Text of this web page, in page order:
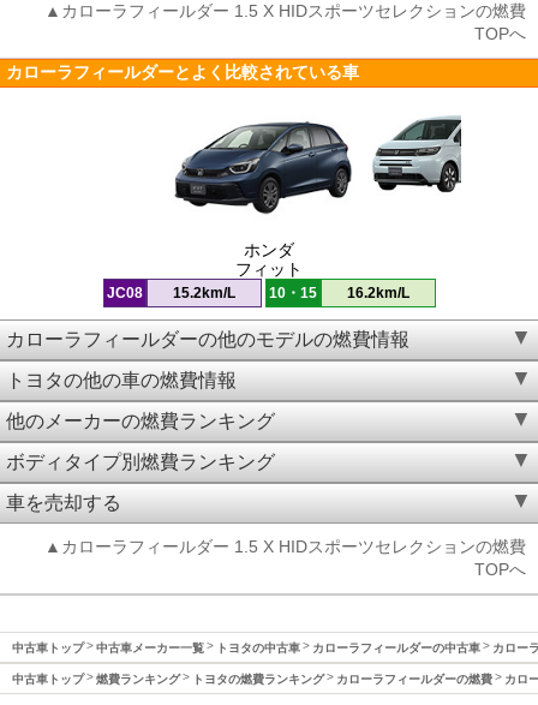
▲カローラフィールダー 1.5 X HIDスポーツセレクションの燃費
TOPへ
カローラフィールダーとよく比較されている車
ホンダ
フィット
JC08 15.2km/L 10・15 16.2km/L
カローラフィールダーの他のモデルの燃費情報
トヨタの他の車の燃費情報
他のメーカーの燃費ランキング
ボディタイプ別燃費ランキング
車を売却する
▲カローラフィールダー 1.5 X HIDスポーツセレクションの燃費
TOPへ
中古車トップ 中古車メーカー一覧 トヨタの中古車 カローラフィールダーの中古車 カロー
中古車トップ 燃費ランキング トヨタの燃費ランキング カローラフィールダーの燃費 カロ